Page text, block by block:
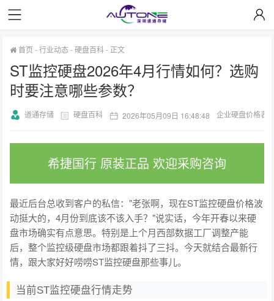
首页 -行业动态-硬盘百科- 正文
ST监控硬盘2026年4月行情如何？选购
时要注意哪些参数？
道通存储 硬盘百科 2026年05月09日 16:48:48 企业硬盘价格表
希捷国行 原装正品 欢迎采购咨询
最近后台总收到客户的私信："老张啊，现在ST监控硬盘价格波
动挺大的，4月份到底该不该入手？"说实话，今年开春以来硬
盘市场确实有点意思。特别是上个月西部数据工厂调整产能
后，整个监控级硬盘市场都跟着抖了三抖。今天就结合最新行
情，跟大家好好唠唠ST监控硬盘那些事儿。
当前ST监控硬盘行情走势